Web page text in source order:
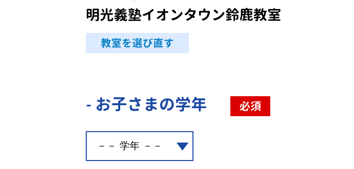
明光義塾イオンタウン鈴鹿教室
教室を選び直す
- お子さまの学年 必須